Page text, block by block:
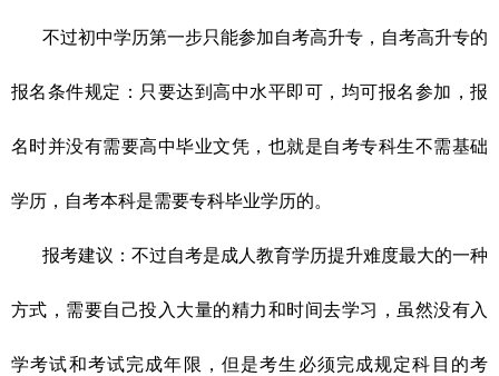
不过初中学历第一步只能参加自考高升专，自考高升专的
报名条件规定：只要达到高中水平即可，均可报名参加，报
名时并没有需要高中毕业文凭，也就是自考专科生不需基础
学历，自考本科是需要专科毕业学历的。
报考建议：不过自考是成人教育学历提升难度最大的一种
方式，需要自己投入大量的精力和时间去学习，虽然没有入
学考试和考试完成年限，但是考生必须完成规定科目的考